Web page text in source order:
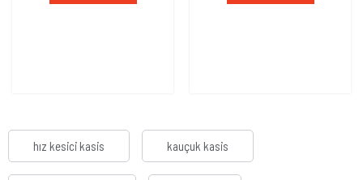
hız kesici kasis kauçuk kasis